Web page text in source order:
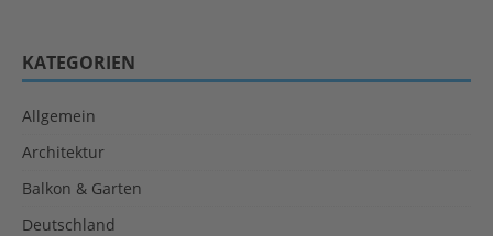
KATEGORIEN
Allgemein
Architektur
Balkon & Garten
Deutschland